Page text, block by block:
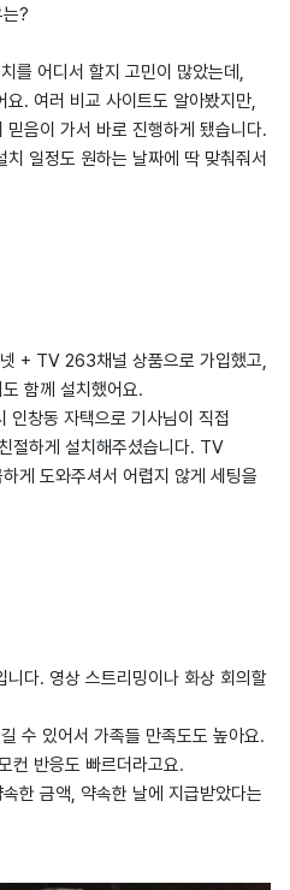
?
를 어디서 할지 고민이 많았는데,
. 여러 비교 사이트도 알아봤지만,
음이 가서 바로 진행하게 됐습니다.
일정도 원하는 날짜에 딱 맞춰줘서
+ TV 263채널 상품으로 가입했고,
함께 설치했어요.
창동 자택으로 기사님이 직접
절하게 설치해주셨습니다. TV
게 도와주셔서 어렵지 않게 세팅을
니다. 영상 스트리밍이나 화상 회의할
수 있어서 가족들 만족도도 높아요.
컨 반응도 빠르더라고요.
한 금액, 약속한 날에 지급받았다는